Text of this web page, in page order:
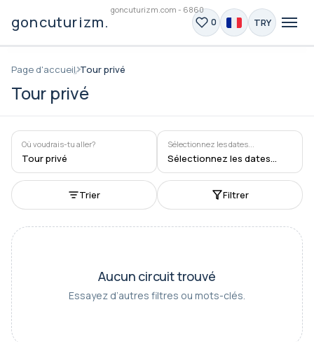
goncuturizm.com - 6860
goncuturizm.com 0 TRY
Page d'accueil Tour privé
Tour privé
Où voudrais-tu aller?
Tour privé
Sélectionnez les dates...
Sélectionnez les dates...
Trier Filtrer
Aucun circuit trouvé
Essayez d’autres filtres ou mots-clés.